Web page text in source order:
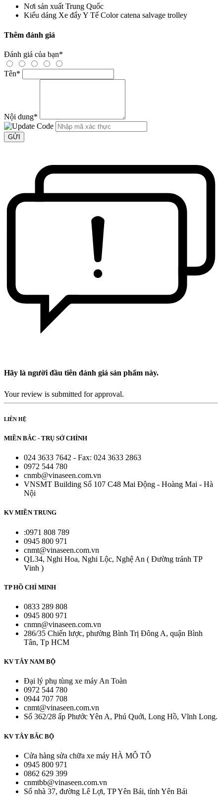
Nơi sản xuất Trung Quốc
Kiểu dáng Xe đẩy Y Tế Color catena salvage trolley
Thêm đánh giá
Đánh giá của bạn*
Tên*
Nội dung*
GỬI
Hãy là người đầu tiên đánh giá sản phẩm này.
Your review is submitted for approval.
LIÊN HỆ
MIỀN BẮC - TRỤ SỞ CHÍNH
024 3633 7642 - Fax: 024 3633 2863
0972 544 780
cnmb@vinaseen.com.vn
VNSMT Building Số 107 C48 Mai Động - Hoàng Mai - Hà
Nội
KV MIỀN TRUNG
:0971 808 789
0945 800 971
cnmt@vinaseen.com.vn
QL34, Nghi Hoa, Nghi Lộc, Nghệ An ( Đường tránh TP
Vinh )
TP HỒ CHÍ MINH
0833 289 808
0945 800 971
cnmn@vinaseen.com.vn
286/35 Chiến lược, phường Bình Trị Đông A, quận Bình
Tân, Tp HCM
KV TÂY NAM BỘ
Đại lý phụ tùng xe máy An Toàn
0972 544 780
0944 707 708
cnmt@vinaseen.com.vn
Số 362/28 ấp Phước Yên A, Phú Quới, Long Hồ, Vĩnh Long.
KV TÂY BẮC BỘ
Cửa hàng sửa chữa xe máy HÀ MÔ TÔ
0945 800 971
0862 629 399
cnmtbb@vinaseen.com.vn
Số nhà 37, đường Lê Lợi, TP Yên Bái, tỉnh Yên Bái